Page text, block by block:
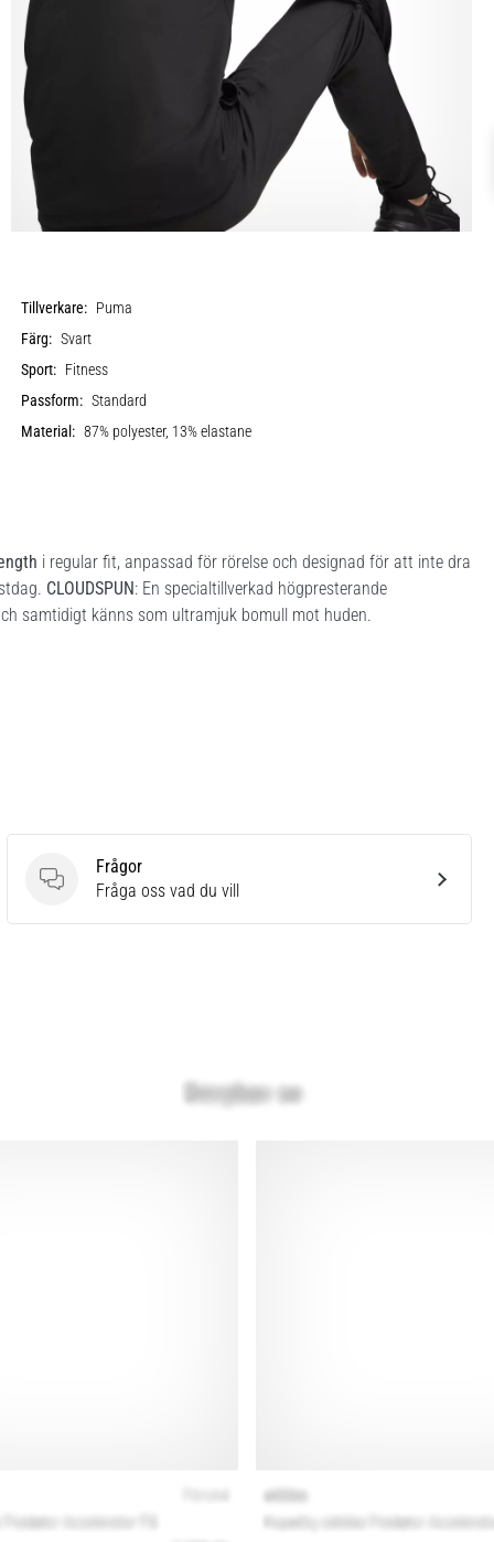
Tillverkare: Puma
Färg: Svart
Sport: Fitness
Passform: Standard
Material: 87% polyester, 13% elastane
i regular fit, anpassad för rörelse och designad för att inte dra
CLOUDSPUN: En specialtillverkad högpresterande
samtidigt känns som ultramjuk bomull mot huden.
Frågor
Frågor
Fråga oss vad du vill